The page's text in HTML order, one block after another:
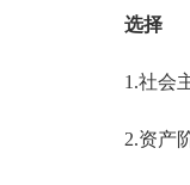
选择
1.社会主
2.资产阶